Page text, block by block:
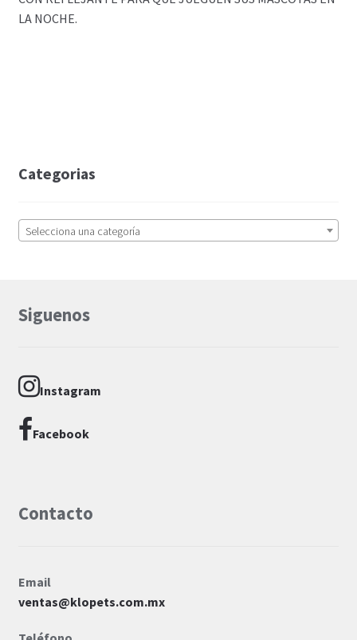
LA NOCHE.
Categorias
Selecciona una categoría
Siguenos
Instagram
Facebook
Contacto
Email
ventas@klopets.com.mx